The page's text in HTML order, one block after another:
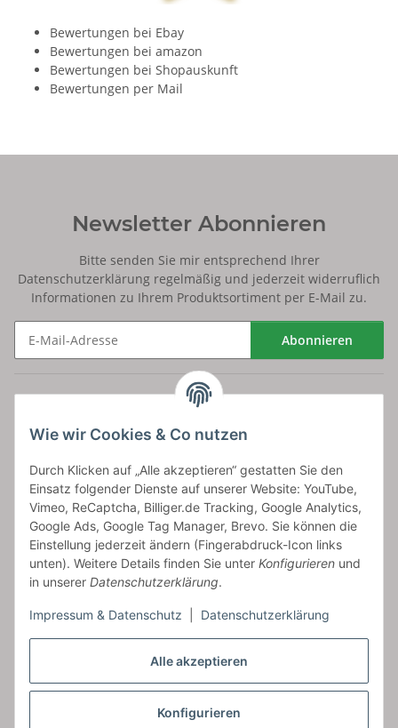
Alle akzeptieren
Konfigurieren
Wie wir Cookies & Co nutzen
Durch Klicken auf „Alle akzeptieren“ gestatten Sie den
Einsatz folgender Dienste auf unserer Website: YouTube,
Vimeo, ReCaptcha, Billiger.de Tracking, Google Analytics,
Google Ads, Google Tag Manager, Brevo. Sie können die
Einstellung jederzeit ändern (Fingerabdruck-Icon links
unten). Weitere Details finden Sie unter Konfigurieren und
in unserer Datenschutzerklärung.
Impressum & Datenschutz Datenschutzerklärung
Bewertungen bei Ebay
Bewertungen bei amazon
Bewertungen bei Shopauskunft
Bewertungen per Mail
Newsletter Abonnieren
Bitte senden Sie mir entsprechend Ihrer
Datenschutzerklärung regelmäßig und jederzeit widerruflich
Informationen zu Ihrem Produktsortiment per E-Mail zu.
Abonnieren
Artikelinformationen
Frieslandstr. 44 | 26446 Reepsholt
Fon 04468-9479855-0 | Fax -9
Vertrag widerrufen